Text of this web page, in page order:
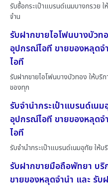
รับซื้อกระเป๋าแบรนด์เนมบางกรวย
จำน
รับฝากขายไอโฟนบางบัวท
อุปกรณ์ไอที ขายของหลุด
ไอที
รับฝากขายไอโฟนบางบัวทอง ให้บริ
ของทุก
รับจำนำกระเป๋าแบรนด์เน
อุปกรณ์ไอที ขายของหลุด
ไอที
รับจำนำกระเป๋าแบรนด์เนมอุทัย ให้
รับฝากขายมือถือพัทยา บริ
ขายของหลุดจำนำ และ รั